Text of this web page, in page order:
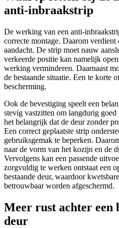
anti-inbraakstrip
De werking van een anti-
correcte montage. Daarom
aandacht. De strip moet nauw
verkeerde positie kan namelijk
werking verminderen. Daarnaast
de bestaande situatie. Een te korte
bescherming.
Ook de bevestiging speelt een
stevig vastzitten om langdurig
het belangrijk dat de deur zonder
Een correct geplaatste strip
gebruiksgemak te beperken.
naar de vorm van het kozijn en de
Vervolgens kan een passende
zorgvuldig te werken ontstaat een
bestaande deur, waardoor
betrouwbaar worden afgeschermd.
Meer rust achter een
deur